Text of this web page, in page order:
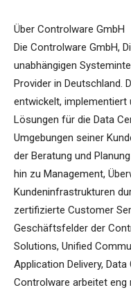
Über Controlware GmbH
Die Controlware GmbH,
unabhängigen
Provider in Deutschland.
entwickelt, implementiert
Lösungen für die Data
Umgebungen seiner
der Beratung und
hin zu Management,
Kundeninfrastrukturen
zertifizierte Customer
Geschäftsfelder der
Solutions, Unified
Application Delivery,
Controlware arbeitet eng